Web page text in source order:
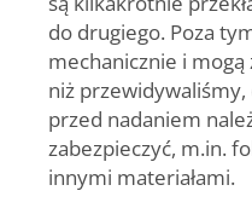
do drugiego. Poza
mechanicznie i
niż
przed nadaniem
zabezpieczyć, m.in.
innymi materiałami.